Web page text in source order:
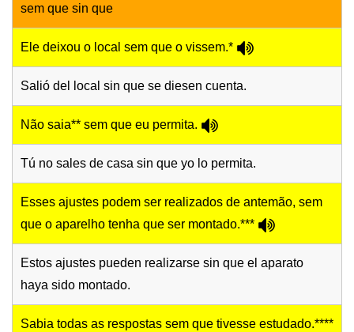
sem que sin que
Ele deixou o local sem que o vissem.*
Salió del local sin que se diesen cuenta.
Não saia** sem que eu permita.
Tú no sales de casa sin que yo lo permita.
Esses ajustes podem ser realizados de antemão, sem
que o aparelho tenha que ser montado.***
Estos ajustes pueden realizarse sin que el aparato
haya sido montado.
Sabia todas as respostas sem que tivesse estudado.****